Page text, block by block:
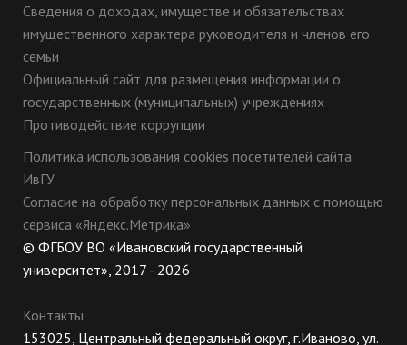
Сведения о доходах, имуществе и обязательствах
имущественного характера руководителя и членов его
семьи
Официальный сайт для размещения информации о
государственных (муниципальных) учреждениях
Противодействие коррупции
Политика использования cookies посетителей сайта
ИвГУ
Согласие на обработку персональных данных с помощью
сервиса «Яндекс.Метрика»
© ФГБОУ ВО «Ивановский государственный
университет», 2017 - 2026
Контакты
153025, Центральный федеральный округ, г.Иваново, ул.